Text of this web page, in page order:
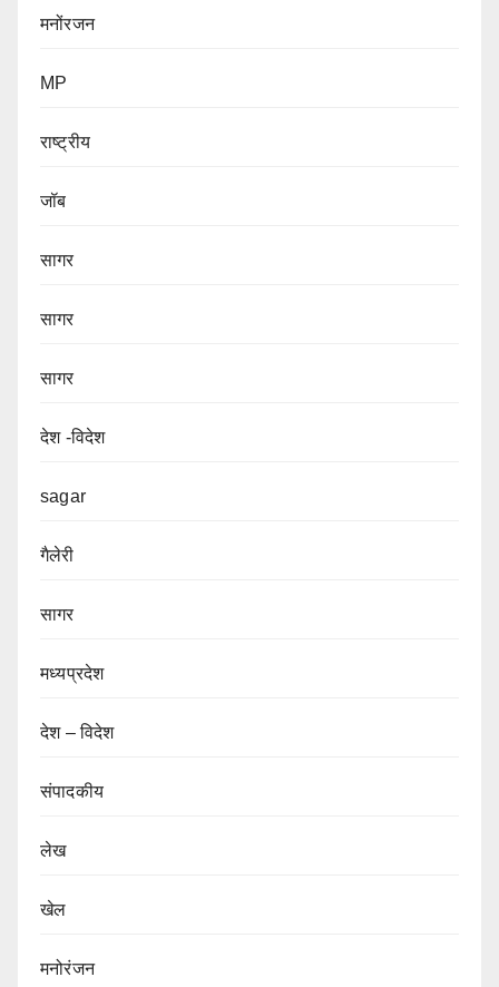
मनोंरजन
MP
राष्ट्रीय
जॉब
सागर
सागर
सागर
देश -विदेश
sagar
गैलेरी
सागर
मध्यप्रदेश
देश – विदेश
संपादकीय
लेख
खेल
मनोरंजन